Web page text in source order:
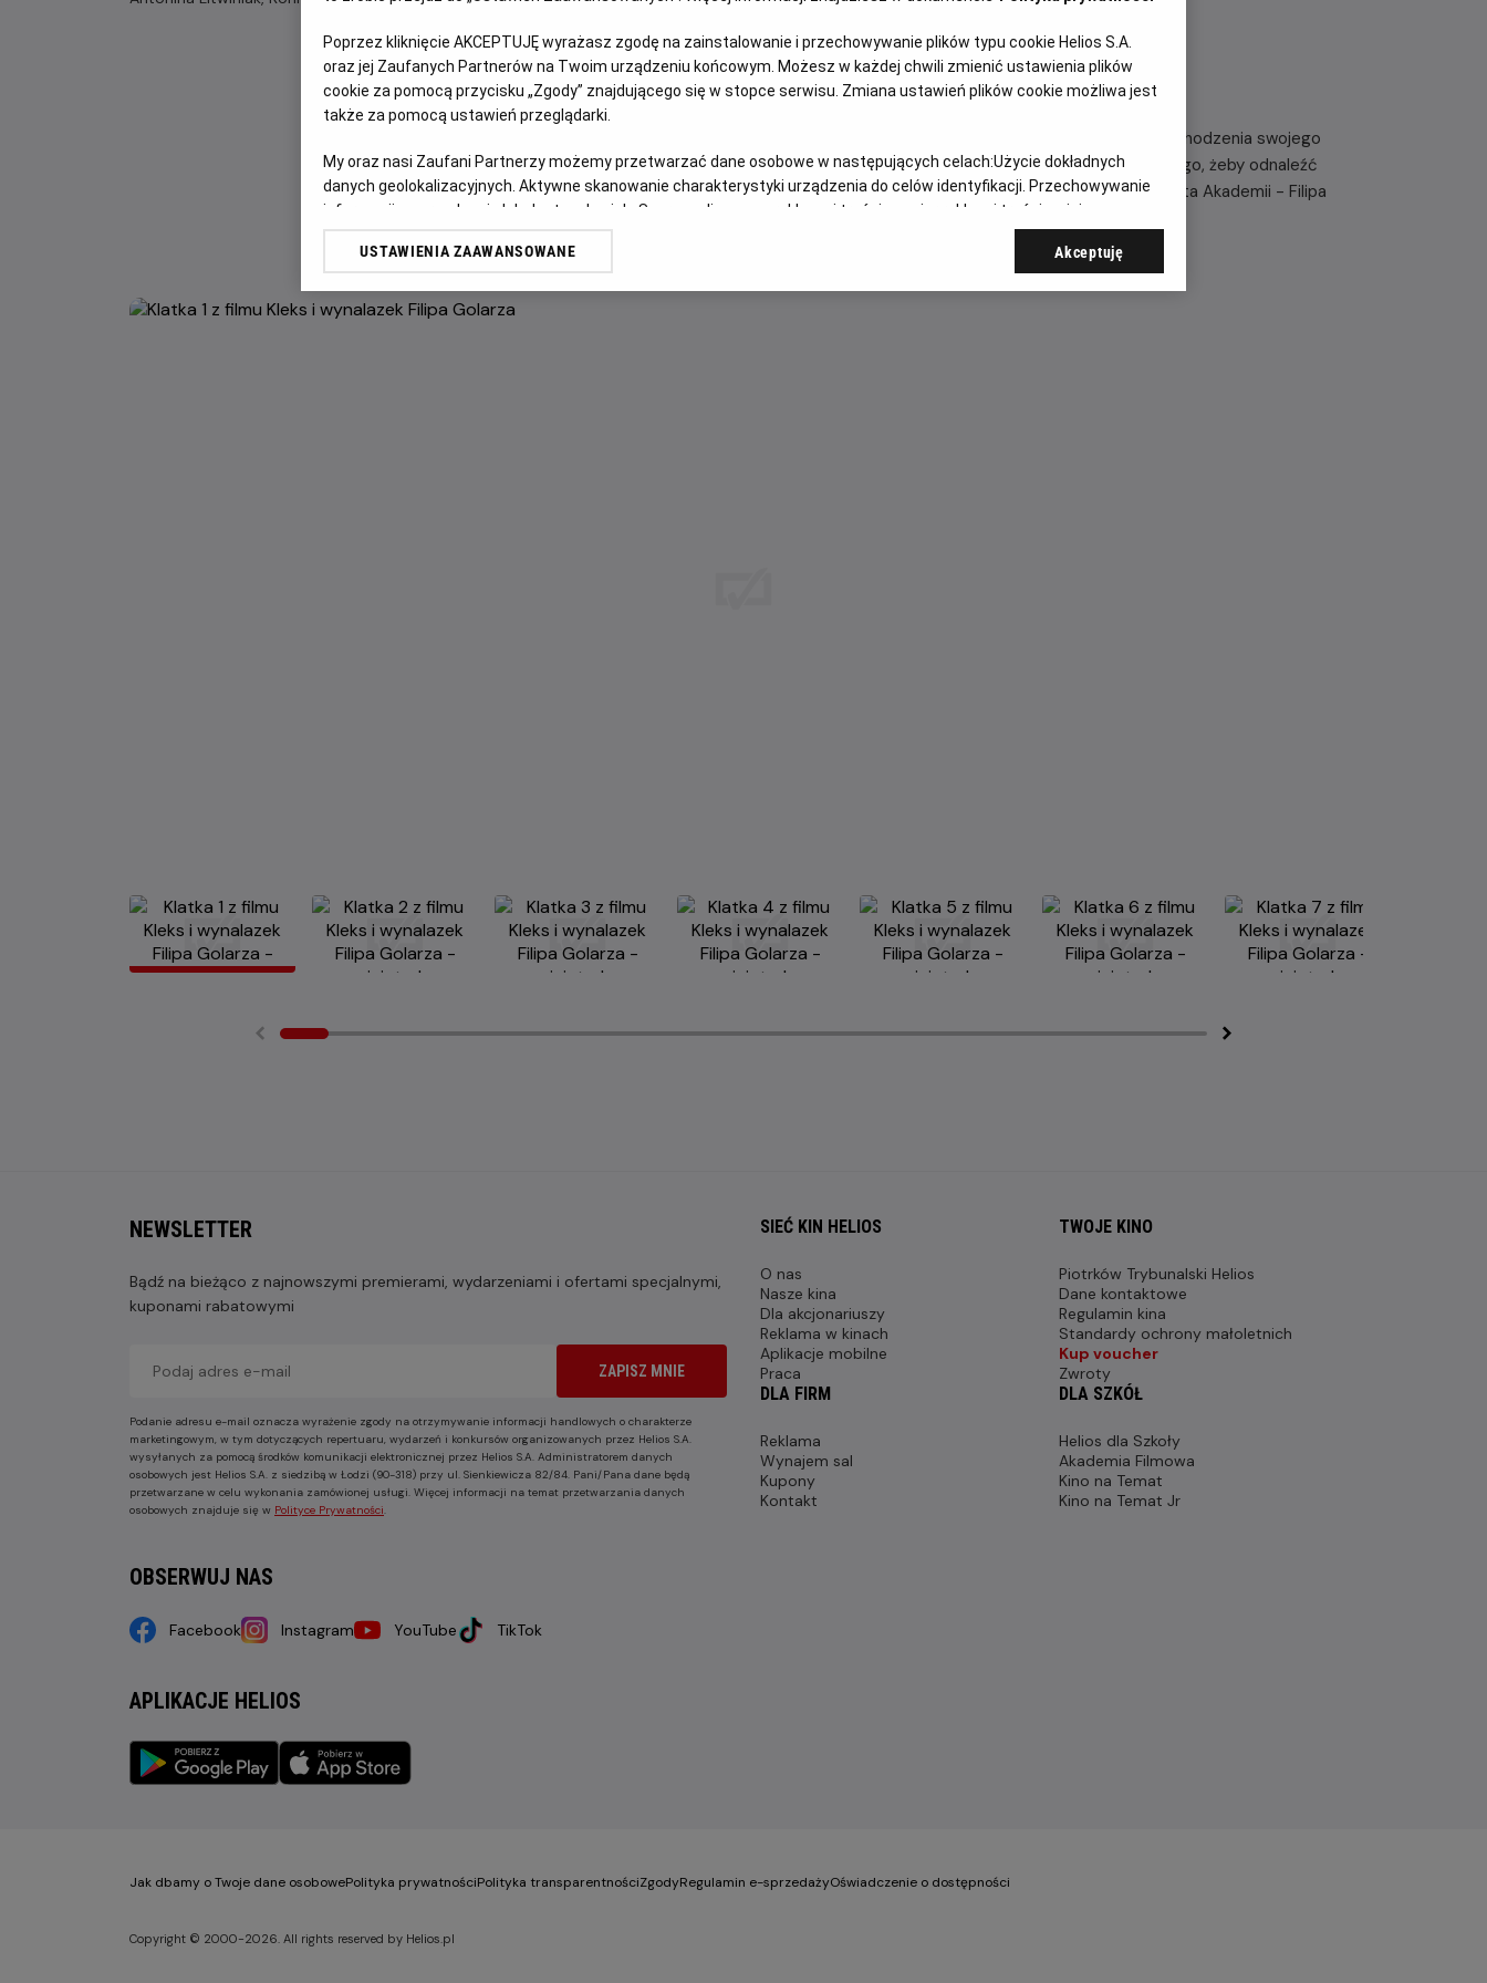
OPIS FILMU
Po letniej przerwie Ada Niezgódka wraca do Akademii, żeby rozwikłać tajemnicę pochodzenia swojego
przyjaciela - Alberta. W tym samym czasie profesor Kleks wyrusza do świata realnego, żeby odnaleźć
przyjaciela sprzed lat. Okazuje się, że oba te tropy prowadzą do dawnego absolwenta Akademii - Filipa
NEWSLETTER
Bądź na bieżąco z najnowszymi premierami, wydarzeniami i ofertami specjalnymi,
kuponami rabatowymi
ZAPISZ MNIE
Podanie adresu e-mail oznacza wyrażenie zgody na otrzymywanie informacji handlowych o charakterze
marketingowym, w tym dotyczących repertuaru, wydarzeń i konkursów organizowanych przez Helios S.A.
wysyłanych za pomocą środków komunikacji elektronicznej przez Helios S.A. Administratorem danych
osobowych jest Helios S.A. z siedzibą w Łodzi (90-318) przy ul. Sienkiewicza 82/84. Pani/Pana dane będą
przetwarzane w celu wykonania zamówionej usługi. Więcej informacji na temat przetwarzania danych
osobowych znajduje się w Polityce Prywatności.
OBSERWUJ NAS
Facebook Instagram YouTube TikTok
APLIKACJE HELIOS
SIEĆ KIN HELIOS
O nas
Nasze kina
Dla akcjonariuszy
Reklama w kinach
Aplikacje mobilne
Praca
TWOJE KINO
Piotrków Trybunalski Helios
Dane kontaktowe
Regulamin kina
Standardy ochrony małoletnich
Kup voucher
Zwroty
DLA FIRM
Reklama
Wynajem sal
Kupony
Kontakt
DLA SZKÓŁ
Helios dla Szkoły
Akademia Filmowa
Kino na Temat
Kino na Temat Jr
Jak dbamy o Twoje dane osobowePolityka prywatnościPolityka transparentnościZgodyRegulamin e-sprzedażyOświadczenie o dostępności
Copyright © 2000-2026. All rights reserved by Helios.pl
Poprzez kliknięcie AKCEPTUJĘ wyrażasz zgodę na zainstalowanie i przechowywanie plików typu cookie Helios S.A.
oraz jej Zaufanych Partnerów na Twoim urządzeniu końcowym. Możesz w każdej chwili zmienić ustawienia plików
cookie za pomocą przycisku „Zgody” znajdującego się w stopce serwisu. Zmiana ustawień plików cookie możliwa jest
także za pomocą ustawień przeglądarki.
My oraz nasi Zaufani Partnerzy możemy przetwarzać dane osobowe w następujących celach:Użycie dokładnych
danych geolokalizacyjnych. Aktywne skanowanie charakterystyki urządzenia do celów identyfikacji. Przechowywanie
informacji na urządzeniu lub dostęp do nich. Spersonalizowane reklamy i treści, pomiar reklam i treści, opinie
odbiorców i ulepszanie usług.
USTAWIENIA ZAAWANSOWANE Akceptuję